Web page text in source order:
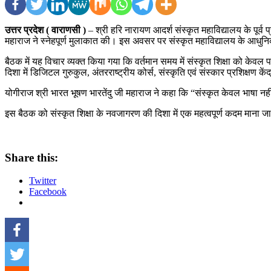
उत्तर प्रदेश ( वाराणसी ) – श्री हरि नारायण आदर्श संस्कृत महाविद्यालय के
महाराज ने स्नेहपूर्ण मुलाकात की। इस अवसर पर संस्कृत महाविद्यालय के
बैठक में यह विचार व्यक्त किया गया कि वर्तमान समय में संस्कृत शिक्षा को
दिशा में डिजिटल गुरुकुल, अंतरराष्ट्रीय कोर्स, संस्कृति एवं संस्कार प्रशिक्षण
योगीराज श्री भारत भूषण भारतेंदु जी महाराज ने कहा कि “संस्कृत केवल भाषा
इस बैठक को संस्कृत शिक्षा के नवजागरण की दिशा में एक महत्वपूर्ण कदम माना
Share this:
Twitter
Facebook